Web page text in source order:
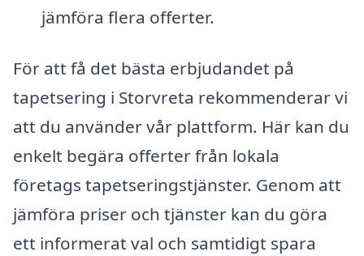
jämföra flera offerter.
För att få det bästa erbjudandet på
tapetsering i Storvreta rekommenderar vi
att du använder vår plattform. Här kan du
enkelt begära offerter från lokala
företags tapetseringstjänster. Genom att
jämföra priser och tjänster kan du göra
ett informerat val och samtidigt spara